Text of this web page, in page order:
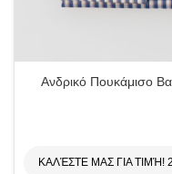
Ανδρικό Πουκάμισο
ΚΑΛΈΣΤΕ ΜΑΣ ΓΙΑ ΤΙΜΉ!